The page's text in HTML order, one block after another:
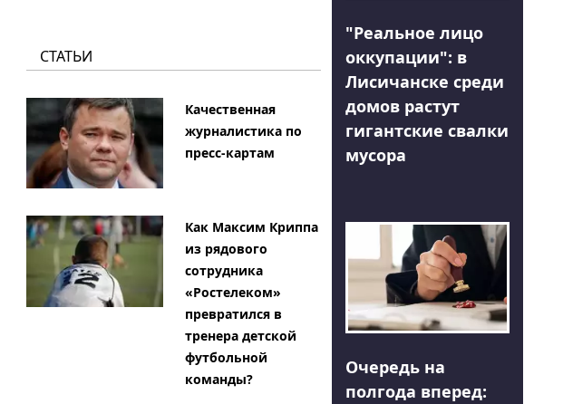
СТАТЬИ
Качественная
журналистика по
пресс-картам
Как Максим Криппа
из рядового
сотрудника
«Ростелеком»
превратился в
тренера детской
футбольной
команды?
"Реальное лицо
оккупации": в
Лисичанске среди
домов растут
гигантские свалки
мусора
Очередь на
полгода вперед: